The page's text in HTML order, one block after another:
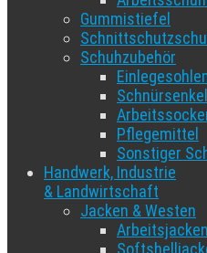
Gummistiefel
Schuhzubehör
Schnürsenkel
Pflegemittel
Sonstiger
Handwerk, Industrie
& Landwirtschaft
Jacken & Westen
Arbeitsjacken